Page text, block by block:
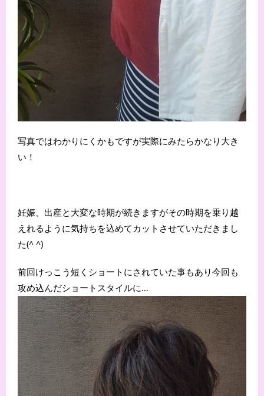
写真ではわかりにくかもですが実際にみたらかなり大き
い！
妊娠、出産と大変な時期が続きますがその時期を乗り越
えれるように気持ちを込めてカットさせていただきまし
た(^ ^)
前回けっこう短くショートにされていた事もあり今回も
攻め込んだショートスタイルに…